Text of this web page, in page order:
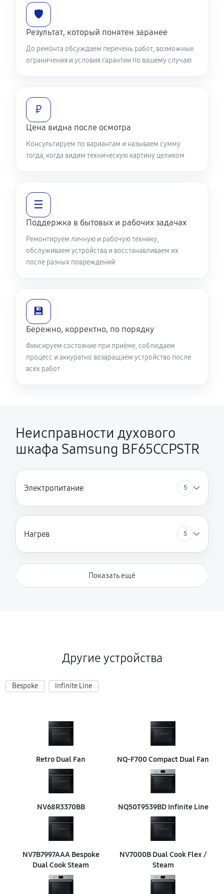
🛡️
Результат, который понятен заранее
До ремонта обсуждаем перечень работ, возможные
ограничения и условия гарантии по вашему случаю
₽
Цена видна после осмотра
Консультируем по вариантам и называем сумму
тогда, когда видим техническую картину целиком
☰
Поддержка в бытовых и рабочих задачах
Ремонтируем личную и рабочую технику,
обслуживаем устройства и восстанавливаем их
после разных повреждений
💾
Бережно, корректно, по порядку
Фиксируем состояние при приёме, соблюдаем
процесс и аккуратно возвращаем устройство после
всех работ
Неисправности духового
шкафа Samsung BF65CCPSTR
Электропитание 5
Нагрев 5
Показать ещё
Другие устройства
Bespoke Infinite Line
Retro Dual Fan NQ-F700 Compact Dual Fan
NV68R3370BB NQ50T9539BD Infinite Line
NV7B7997AAA Bespoke
Dual Cook Steam
NV7000B Dual Cook Flex /
Steam